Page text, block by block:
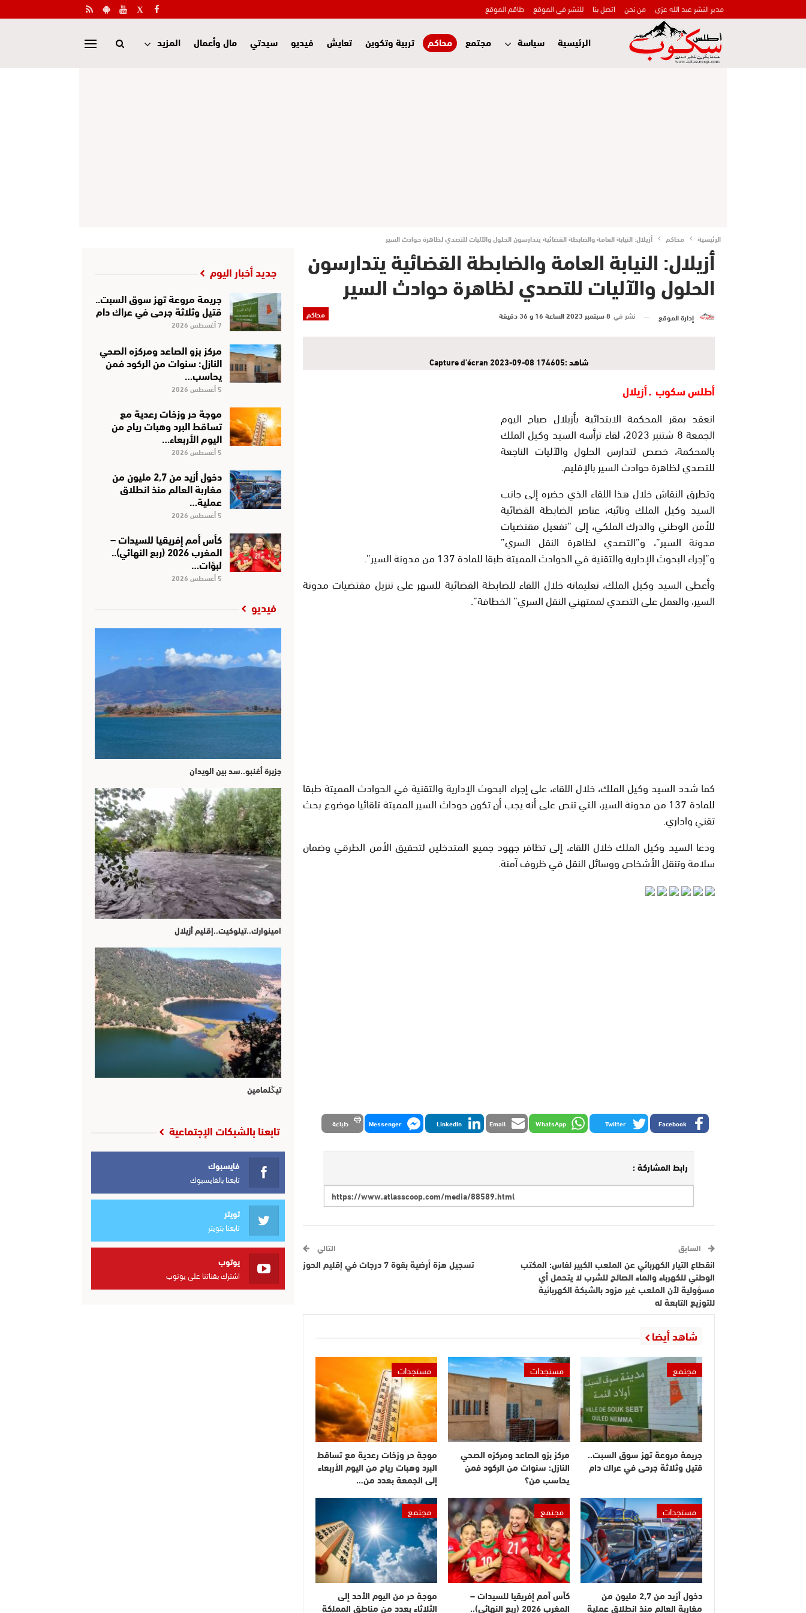
مدير النشر عبد الله عزي من نحن اتصل بنا للنشر في الموقع طاقم الموقع
الرئيسية سياسة مجتمع محاكم تربية وتكوين تعايش فيديو سيدتي مال وأعمال المزيد
الرئيسية محاكم أزيلال: النيابة العامة والضابطة القضائية يتدارسون الحلول والآليات للتصدي لظاهرة حوادث السير
أزيلال: النيابة العامة والضابطة القضائية يتدارسون
الحلول والآليات للتصدي لظاهرة حوادث السير
محاكم إدارة الموقع نشر في 8 سبتمبر 2023 الساعة 16 و 36 دقيقة
شاهد :Capture d’écran 2023-09-08 174605
أطلس سكوب ـ أزيلال
انعقد بمقر المحكمة الابتدائية بأزيلال صباح اليوم
الجمعة 8 شتنبر 2023، لقاء ترأسه السيد وكيل الملك
بالمحكمة، خصص لتدارس الحلول والآليات الناجعة
للتصدي لظاهرة حوادث السير بالإقليم.
وتطرق النقاش خلال هذا اللقاء الذي حضره إلى جانب
السيد وكيل الملك ونائبه، عناصر الضابطة القضائية
للأمن الوطني والدرك الملكي، إلى “تفعيل مقتضيات
مدونة السير”، و”التصدي لظاهرة النقل السري”
و”إجراء البحوث الإدارية والتقنية في الحوادث المميتة طبقا للمادة 137 من مدونة السير”.
وأعطى السيد وكيل الملك، تعليماته خلال اللقاء للضابطة القضائية للسهر على تنزيل مقتضيات مدونة
السير، والعمل على التصدي لممتهني النقل السري” الخطافة”.
كما شدد السيد وكيل الملك، خلال اللقاء، على إجراء البحوث الإدارية والتقنية في الحوادث المميتة طبقا
للمادة 137 من مدونة السير، التي تنص على أنه يجب أن تكون حوداث السير المميتة تلقائيا موضوع بحث
تقني واداري.
ودعا السيد وكيل الملك خلال اللقاء، إلى تظافر جهود جميع المتدخلين لتحقيق الأمن الطرقي وضمان
سلامة وتنقل الأشخاص ووسائل النقل في ظروف آمنة.
Facebook
Twitter
WhatsApp
Email
LinkedIn
Messenger طباعة
رابط المشاركة :
السابق
انقطاع التيار الكهربائي عن الملعب الكبير لفاس: المكتب
الوطني للكهرباء والماء الصالح للشرب لا يتحمل أي
مسؤولية لأن الملعب غير مزود بالشبكة الكهربائية
للتوزيع التابعة له
التالي
تسجيل هزة أرضية بقوة 7 درجات في إقليم الحوز
شاهد أيضا
مجتمع
جريمة مروعة تهز سوق السبت..
قتيل وثلاثة جرحى في عراك دام
مستجدات
مركز بزو الصاعد ومركزه الصحي
النازل: سنوات من الركود فمن
يحاسب من؟
مستجدات
موجة حر وزخات رعدية مع تساقط
البرد وهبات رياح من اليوم الأربعاء
إلى الجمعة بعدد من…
مستجدات
دخول أزيد من 2,7 مليون من
مغاربة العالم منذ انطلاق عملية
مجتمع
كأس أمم إفريقيا للسيدات –
المغرب 2026 (ربع النهائي)..
مجتمع
موجة حر من اليوم الأحد إلى
الثلاثاء بعدد من مناطق المملكة
جديد أخبار اليوم
جريمة مروعة تهز سوق السبت..
قتيل وثلاثة جرحى في عراك دام
7 أغسطس 2026
مركز بزو الصاعد ومركزه الصحي
النازل: سنوات من الركود فمن
يحاسب…
5 أغسطس 2026
موجة حر وزخات رعدية مع
تساقط البرد وهبات رياح من
اليوم الأربعاء…
5 أغسطس 2026
دخول أزيد من 2,7 مليون من
مغاربة العالم منذ انطلاق
عملية…
5 أغسطس 2026
كأس أمم إفريقيا للسيدات –
المغرب 2026 (ربع النهائي)..
لبؤات…
5 أغسطس 2026
فيديو
جزيرة أغنبو..سد بين الويدان
امينوارك..تيلوكيت..إقليم أزيلال
تيڭلمامين
تابعنا بالشبكات الإجتماعية
فايسبوك
تابعنا بالفايسبوك
تويتر
تابعنا بتويتر
يوتوب
اشترك بقناتنا على يوتوب